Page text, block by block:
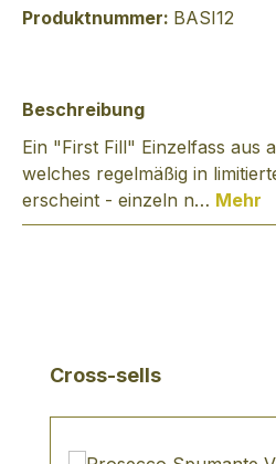
Produktnummer: BASI12
Beschreibung
Ein "First Fill" Einzelfass aus
welches regelmäßig in
erscheint - einzeln n… Mehr
Produktgalerie
Cross-sells